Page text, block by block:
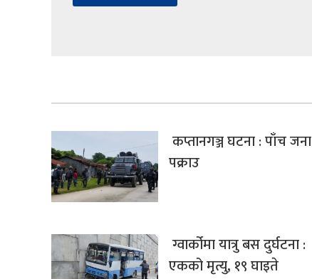
कप्तानगञ्ज घटना : पाँच जना
पक्राउ
ग्वार्कोमा यात्रु बस दुर्घटना :
एकको मृत्यु, १९ घाइते